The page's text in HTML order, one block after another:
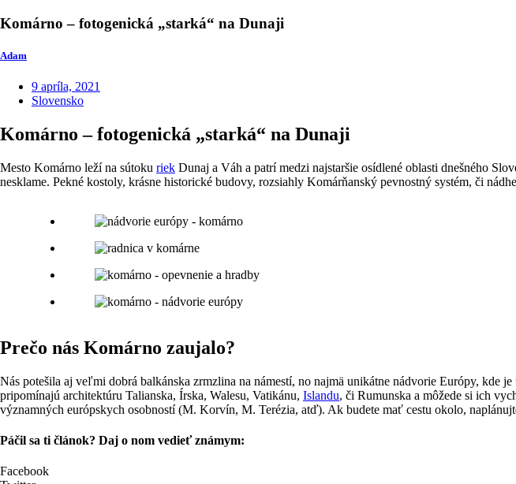
Komárno – fotogenická „starká“ na Dunaji
Adam
9 apríla, 2021
Slovensko
Komárno – fotogenická „starká“ na Dunaji
Mesto Komárno leží na sútoku riek Dunaj a Váh a patrí medzi najstaršie osídlené oblasti dnešného
nesklame. Pekné kostoly, krásne historické budovy, rozsiahly Komárňanský pevnostný systém, či
Prečo nás Komárno zaujalo?
Nás potešila aj veľmi dobrá balkánska zrmzlina na námestí, no najmä unikátne nádvorie Európy, kde
pripomínajú architektúru Talianska, Írska, Walesu, Vatikánu, Islandu, či Rumunska a môžede si ich
významných európskych osobností (M. Korvín, M. Terézia, atď). Ak budete mať cestu okolo,
Páčil sa ti článok? Daj o nom vedieť známym:
Facebook